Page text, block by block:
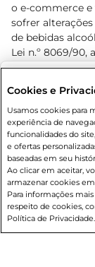
Rio de
Caso queira
suas compras:
Entrega em
o e-commerce e
sofrer
de bebidas
Lei n.º 8069/90,
Adolescente).
prévio. O valor
80,00.
©
Cookies e
Usamos cookies para
experiência de
funcionalidades do
e ofertas
baseadas em seu
Ao clicar em aceitar,
armazenar cookies
Para informações
respeito de cookies,
Política de Privacidade.